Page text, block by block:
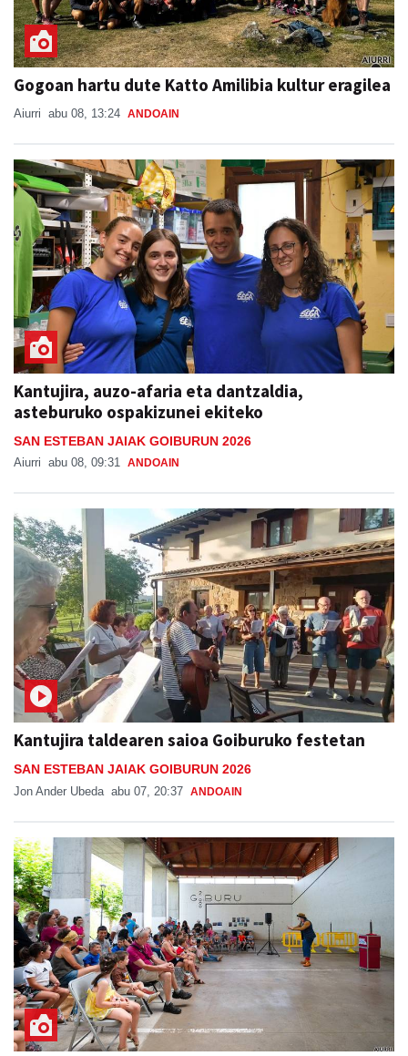
Gogoan hartu dute Katto Amilibia kultur eragilea
Aiurri abu 08, 13:24 ANDOAIN
Kantujira, auzo-afaria eta dantzaldia,
asteburuko ospakizunei ekiteko
SAN ESTEBAN JAIAK GOIBURUN 2026
Aiurri abu 08, 09:31 ANDOAIN
Kantujira taldearen saioa Goiburuko festetan
SAN ESTEBAN JAIAK GOIBURUN 2026
Jon Ander Ubeda abu 07, 20:37 ANDOAIN